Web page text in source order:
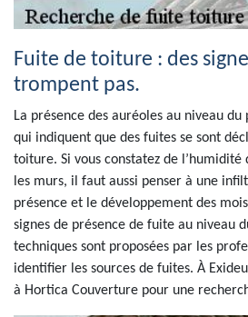
Fuite de toiture : des
trompent pas.
La présence des auréoles au niveau du
qui indiquent que des fuites se sont
toiture. Si vous constatez de l’humidité
les murs, il faut aussi penser à une
présence et le développement des
signes de présence de fuite au niveau
techniques sont proposées par les
identifier les sources de fuites. À
à Hortica Couverture pour une